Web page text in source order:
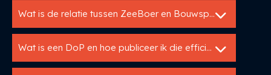
Wat is de relatie tussen ZeeBoer en Bouwspex?
Wat is een DoP en hoe publiceer ik die efficiënt?